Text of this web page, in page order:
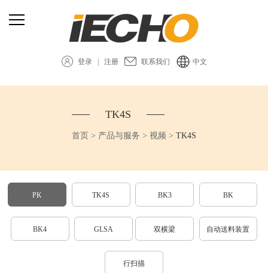
登录 注册 联系我们 中文
TK4S
首页 > 产品与服务 > 视频 > TK4S
PK TK4S BK3 BK
BK4 GLSA 双横梁 自动送料装置
行扫描